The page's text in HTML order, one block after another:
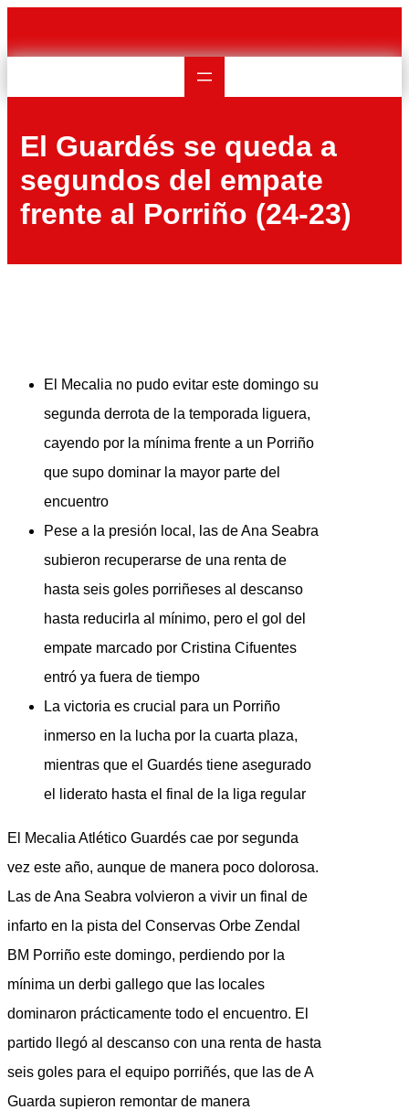
contenido
El Guardés se queda a
segundos del empate
frente al Porriño (24-23)
El Mecalia no pudo evitar este domingo su
segunda derrota de la temporada liguera,
cayendo por la mínima frente a un Porriño
que supo dominar la mayor parte del
encuentro
Pese a la presión local, las de Ana Seabra
subieron recuperarse de una renta de
hasta seis goles porriñeses al descanso
hasta reducirla al mínimo, pero el gol del
empate marcado por Cristina Cifuentes
entró ya fuera de tiempo
La victoria es crucial para un Porriño
inmerso en la lucha por la cuarta plaza,
mientras que el Guardés tiene asegurado
el liderato hasta el final de la liga regular
El Mecalia Atlético Guardés cae por segunda
vez este año, aunque de manera poco dolorosa.
Las de Ana Seabra volvieron a vivir un final de
infarto en la pista del Conservas Orbe Zendal
BM Porriño este domingo, perdiendo por la
mínima un derbi gallego que las locales
dominaron prácticamente todo el encuentro. El
partido llegó al descanso con una renta de hasta
seis goles para el equipo porriñés, que las de A
Guarda supieron remontar de manera